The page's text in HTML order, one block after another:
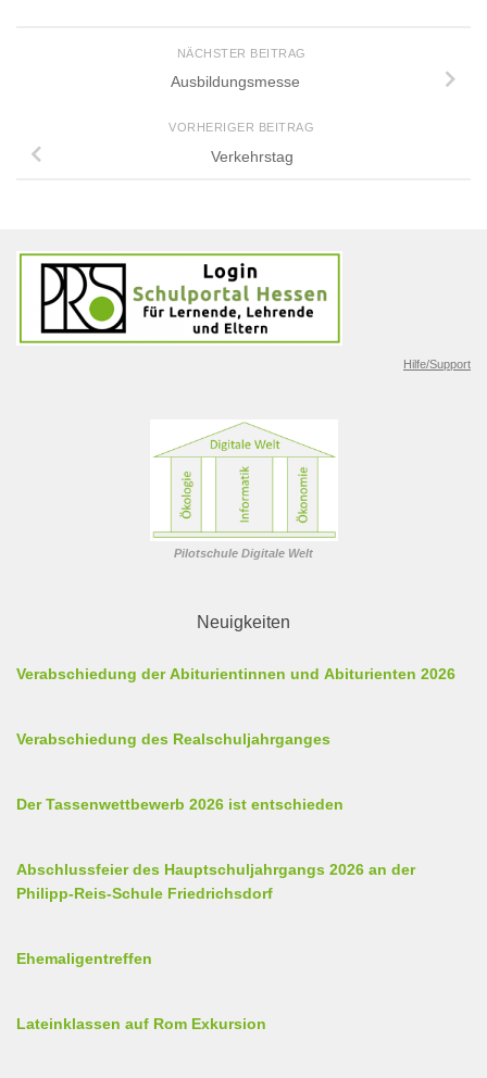
NÄCHSTER BEITRAG
Ausbildungsmesse
VORHERIGER BEITRAG
Verkehrstag
Hilfe/Support
Pilotschule Digitale Welt
Neuigkeiten
Verabschiedung der Abiturientinnen und Abiturienten 2026
Verabschiedung des Realschuljahrganges
Der Tassenwettbewerb 2026 ist entschieden
Abschlussfeier des Hauptschuljahrgangs 2026 an der
Philipp-Reis-Schule Friedrichsdorf
Ehemaligentreffen
Lateinklassen auf Rom Exkursion